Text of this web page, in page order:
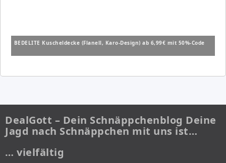
BEDELITE Kuscheldecke (Flanell, Karo-Design) ab 6,99€ mit 50%-Code
DealGott – Dein Schnäppchenblog Deine
Jagd nach Schnäppchen mit uns ist…
… vielfältig